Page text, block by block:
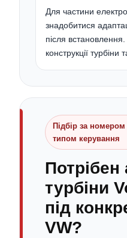
Для частини
знадобитися
після
конструкції
Підбір за
типом керування
Потрібен
турбіни
під
VW?